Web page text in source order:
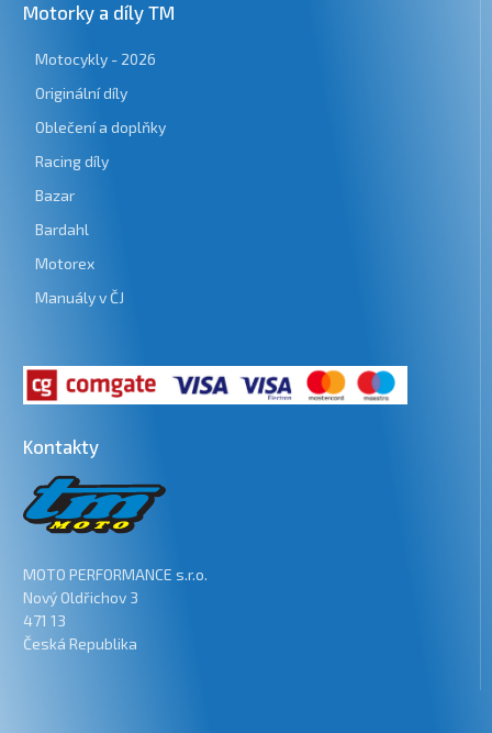
Motorky a díly TM
Motocykly - 2026
Originální díly
Oblečení a doplňky
Racing díly
Bazar
Bardahl
Motorex
Manuály v ČJ
Kontakty
MOTO PERFORMANCE s.r.o.
Nový Oldřichov 3
471 13
Česká Republika